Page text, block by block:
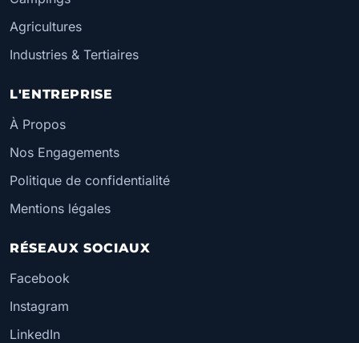
Agricultures
Industries & Tertiaires
L'ENTREPRISE
À Propos
Nos Engagements
Politique de confidentialité
Mentions légales
RÉSEAUX SOCIAUX
Facebook
Instagram
LinkedIn(ouvre un nouvel onglet)